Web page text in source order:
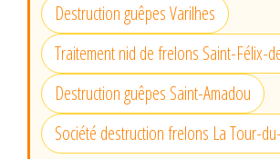
Destruction guêpes Varilhes
Traitement nid de frelons Saint-Félix-
Destruction guêpes Saint-Amadou
Société destruction frelons La Tour-